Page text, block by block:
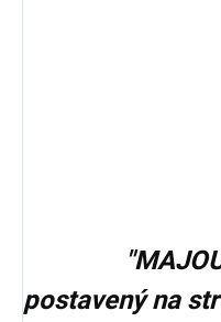
postavený na